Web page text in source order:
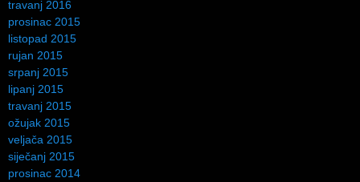
travanj 2016
prosinac 2015
listopad 2015
rujan 2015
srpanj 2015
lipanj 2015
travanj 2015
ožujak 2015
veljača 2015
siječanj 2015
prosinac 2014